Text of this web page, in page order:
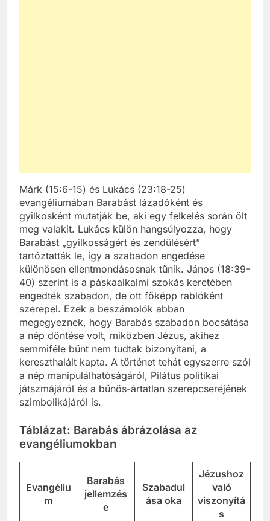
Márk (15:6-15) és Lukács (23:18-25)
evangéliumában Barabást lázadóként és
gyilkosként mutatják be, aki egy felkelés során ölt
meg valakit. Lukács külön hangsúlyozza, hogy
Barabást „gyilkosságért és zendülésért”
tartóztatták le, így a szabadon engedése
különösen ellentmondásosnak tűnik. János (18:39-
40) szerint is a páskaalkalmi szokás keretében
engedték szabadon, de ott főképp rablóként
szerepel. Ezek a beszámolók abban
megegyeznek, hogy Barabás szabadon bocsátása
a nép döntése volt, miközben Jézus, akihez
semmiféle bűnt nem tudtak bizonyítani, a
kereszthalált kapta. A történet tehát egyszerre szól
a nép manipulálhatóságáról, Pilátus politikai
játszmájáról és a bűnös-ártatlan szerepcseréjének
szimbolikájáról is.
Táblázat: Barabás ábrázolása az
evangéliumokban
Evangéliu
m
Barabás
jellemzés
e
Szabadul
ása oka
Jézushoz
való
viszonyítá
s